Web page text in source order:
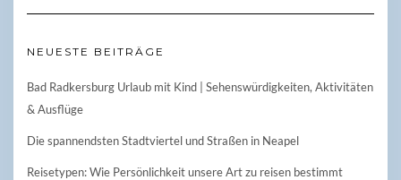
NEUESTE BEITRÄGE
Bad Radkersburg Urlaub mit Kind | Sehenswürdigkeiten, Aktivitäten
& Ausflüge
Die spannendsten Stadtviertel und Straßen in Neapel
Reisetypen: Wie Persönlichkeit unsere Art zu reisen bestimmt